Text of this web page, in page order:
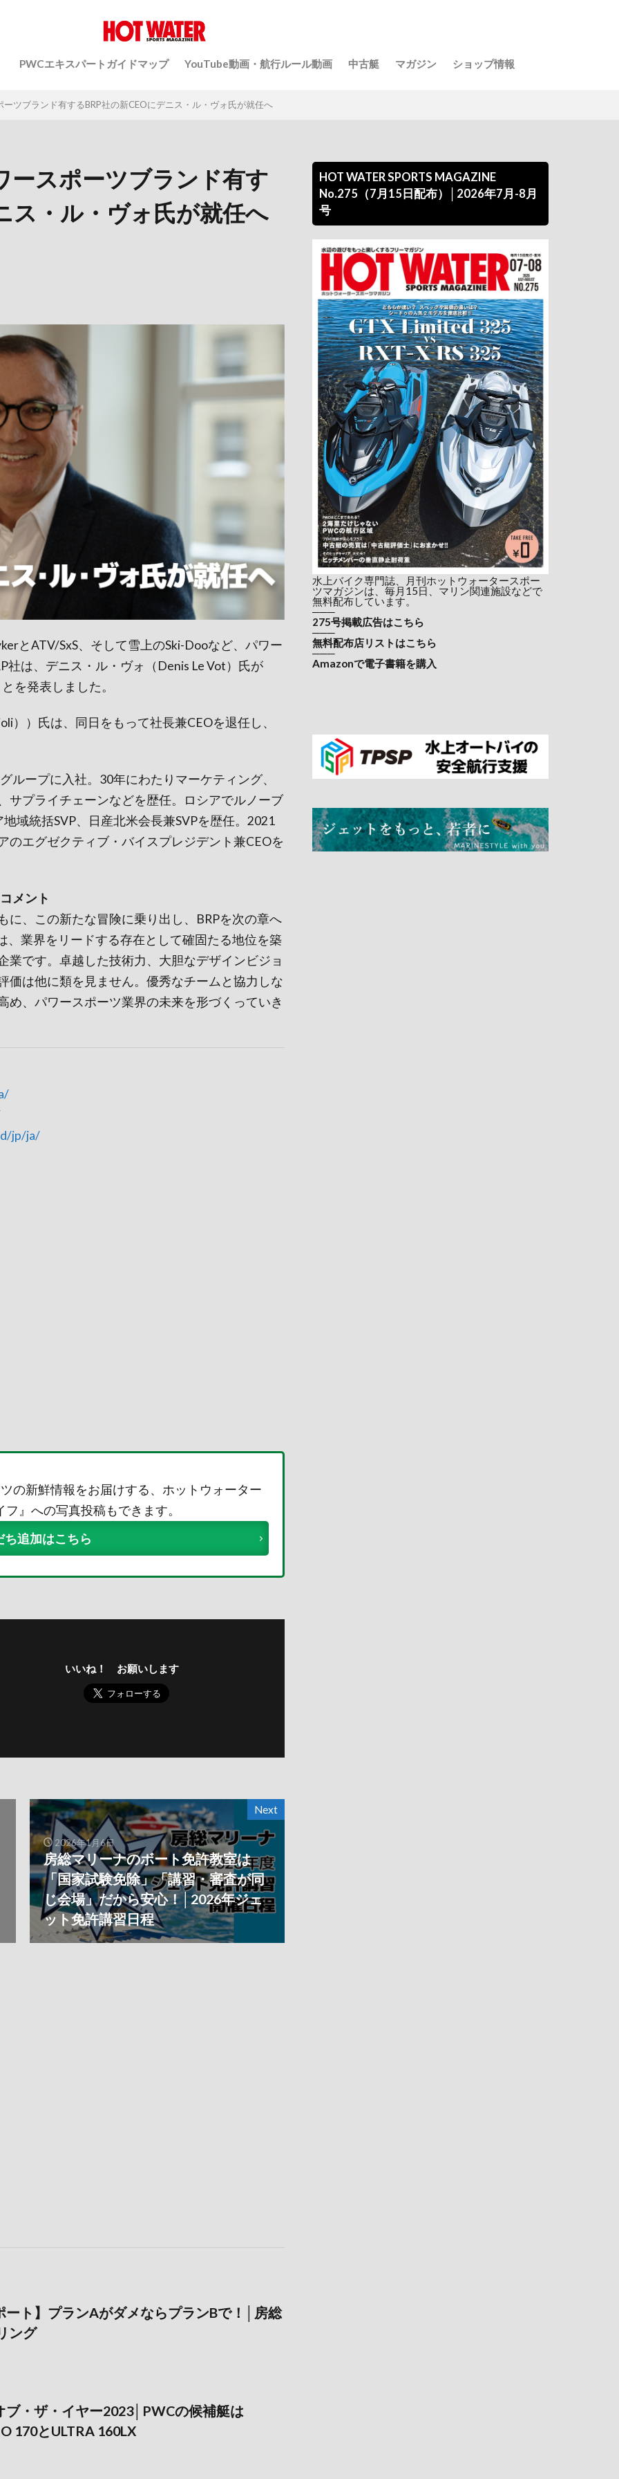
PWCエキスパートガイドマップ YouTube動画・航行ルール動画 中古艇 マガジン ショップ情報
ツブランド有するBRP社の新CEOにデニス・ル・ヴォ氏が就任へ
ースポーツブランド有す
ス・ル・ヴォ氏が就任へ
とATV/SxS、そして雪上のSki-Dooなど、パワー
は、デニス・ル・ヴォ（Denis Le Vot）氏が
を発表しました。
））氏は、同日をもって社長兼CEOを退任し、
ループに入社。30年にわたりマーケティング、
サプライチェーンなどを歴任。ロシアでルノーブ
域統括SVP、日産北米会長兼SVPを歴任。2021
エグゼクティブ・バイスプレジデント兼CEOを
メント
に、この新たな冒険に乗り出し、BRPを次の章へ
、業界をリードする存在として確固たる地位を築
です。卓越した技術力、大胆なデザインビジョ
価は他に類を見ません。優秀なチームと協力しな
、パワースポーツ業界の未来を形づくっていき
jp/ja/
の新鮮情報をお届けする、ホットウォーター
』への写真投稿もできます。
ち追加はこちら
いいね！ お願いします
Next
2026年1月6日
房総マリーナのボート免許教室は
「国家試験免除」「講習・審査が同
じ会場」だから安心！│2026年ジェ
ット免許講習日程
ート】プランAがダメならプランBで！│房総
ング
ブ・ザ・イヤー2023│PWCの候補艇は
170とULTRA 160LX
HOT WATER SPORTS MAGAZINE
No.275（7月15日配布）│2026年7月-8月
号
水上バイク専門誌、月刊ホットウォータースポー
ツマガジンは、毎月15日、マリン関連施設などで
無料配布しています。
───
275号掲載広告はこちら
───
無料配布店リストはこちら
───
Amazonで電子書籍を購入